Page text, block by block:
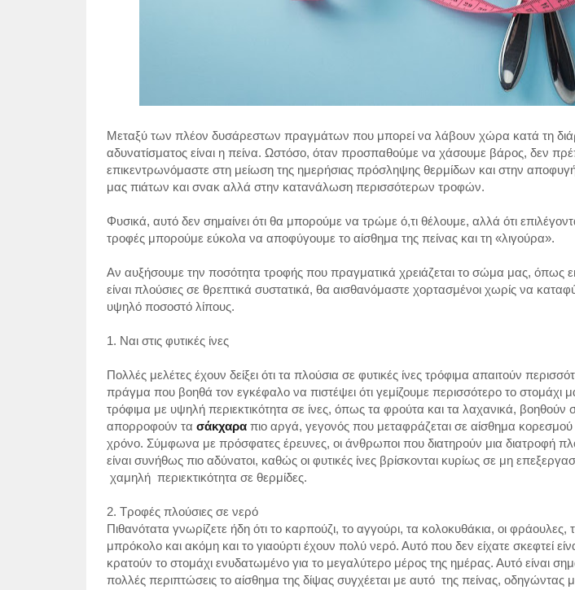
Μεταξύ των πλέον δυσάρεστων πραγμάτων που μπορεί να λάβουν χώρα κατά τη
αδυνατίσματος είναι η πείνα. Ωστόσο, όταν προσπαθούμε να χάσουμε βάρος, δεν
επικεντρωνόμαστε στη μείωση της ημερήσιας πρόσληψης θερμίδων και στην
μας πιάτων και σνακ αλλά στην κατανάλωση περισσότερων τροφών.
Φυσικά, αυτό δεν σημαίνει ότι θα μπορούμε να τρώμε ό,τι θέλουμε, αλλά ότι
τροφές μπορούμε εύκολα να αποφύγουμε το αίσθημα της πείνας και τη «λιγούρα».
Αν αυξήσουμε την ποσότητα τροφής που πραγματικά χρειάζεται το σώμα μας, όπως
είναι πλούσιες σε θρεπτικά συστατικά, θα αισθανόμαστε χορτασμένοι χωρίς να
υψηλό ποσοστό λίπους.
1. Ναι στις φυτικές ίνες
Πολλές μελέτες έχουν δείξει ότι τα πλούσια σε φυτικές ίνες τρόφιμα απαιτούν
πράγμα που βοηθά τον εγκέφαλο να πιστέψει ότι γεμίζουμε περισσότερο το στομάχι
τρόφιμα με υψηλή περιεκτικότητα σε ίνες, όπως τα φρούτα και τα λαχανικά, βοηθούν
απορροφούν τα σάκχαραπιο αργά, γεγονός που μεταφράζεται σε αίσθημα κορεσμού
χρόνο. Σύμφωνα με πρόσφατες έρευνες, οι άνθρωποι που διατηρούν μια διατροφή
είναι συνήθως πιο αδύνατοι, καθώς οι φυτικές ίνες βρίσκονται κυρίως σε μη
χαμηλή περιεκτικότητα σε θερμίδες.
2. Τροφές πλούσιες σε νερό
Πιθανότατα γνωρίζετε ήδη ότι το καρπούζι, το αγγούρι, τα κολοκυθάκια, οι φράουλες,
μπρόκολο και ακόμη και το γιαούρτι έχουν πολύ νερό. Αυτό που δεν είχατε σκεφτεί
κρατούν το στομάχι ενυδατωμένο για το μεγαλύτερο μέρος της ημέρας. Αυτό είναι
πολλές περιπτώσεις το αίσθημα της δίψας συγχέεται με αυτό της πείνας, οδηγώντας